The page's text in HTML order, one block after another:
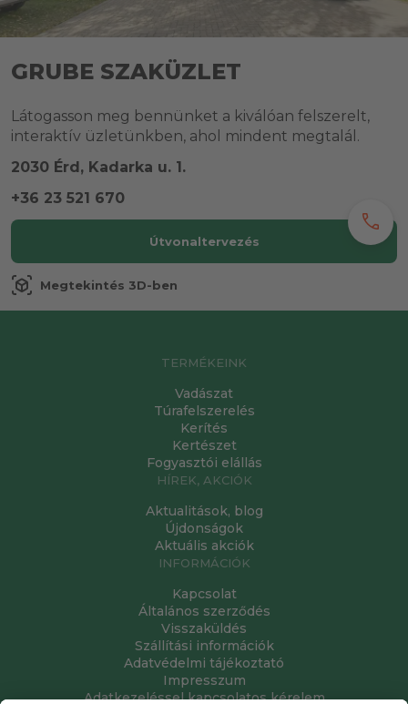
call
GRUBE SZAKÜZLET
Látogasson meg bennünket a kiválóan felszerelt,
interaktív üzletünkben, ahol mindent megtalál.
2030 Érd, Kadarka u. 1.
+36 23 521 670
Útvonaltervezés
view_in_ar Megtekintés 3D-ben
TERMÉKEINK
Vadászat
Túrafelszerelés
Kerítés
Kertészet
Fogyasztói elállás
HÍREK, AKCIÓK
Aktualitások, blog
Újdonságok
Aktuális akciók
INFORMÁCIÓK
Kapcsolat
Általános szerződés
Visszaküldés
Szállítási információk
Adatvédelmi tájékoztató
Impresszum
Adatkezeléssel kapcsolatos kérelem